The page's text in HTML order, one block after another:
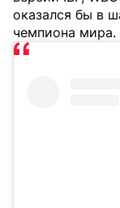
оказался бы в
чемпиона мира.